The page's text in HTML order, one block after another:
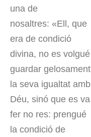
una de
nosaltres: «Ell, que
era de condició
divina, no es volgué
guardar gelosament
la seva igualtat amb
Déu, sinó que es va
fer no res: prengué
la condició de